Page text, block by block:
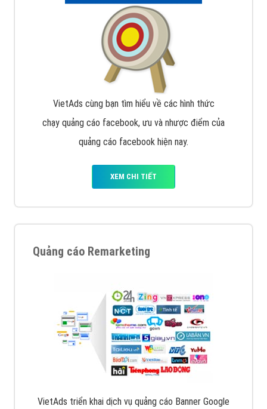
VietAds cùng bạn tìm hiểu về các hình thức
chạy quảng cáo facebook, ưu và nhược điểm của
quảng cáo facebook hiện nay.
XEM CHI TIẾT
Quảng cáo Remarketing
VietAds triển khai dịch vụ quảng cáo Banner Google